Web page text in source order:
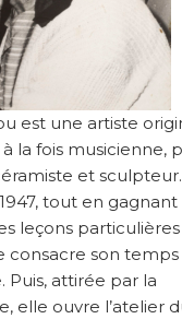
est une artiste
à la fois musicienne,
et sculpteur.
tout en gagnant
leçons
consacre son temps
Puis, attirée par la
elle ouvre l’atelier